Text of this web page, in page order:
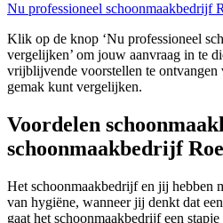
Nu professioneel schoonmaakbedrijf
Klik op de knop ‘Nu professioneel
vergelijken’ om jouw aanvraag in te
vrijblijvende voorstellen te ontvangen
gemak kunt vergelijken.
Voordelen
schoonmaakbedrijf
Het schoonmaakbedrijf en jij hebben
van hygiëne, wanneer jij denkt dat
gaat het schoonmaakbedrijf een